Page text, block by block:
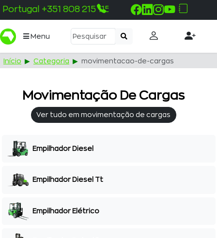
Pemba +258 843 330 100
Menu
Início Categoria movimentacao-de-cargas
Movimentação De Cargas
Ver tudo em movimentação de cargas
Empilhador Diesel
Empilhador Diesel Tt
Empilhador Elétrico